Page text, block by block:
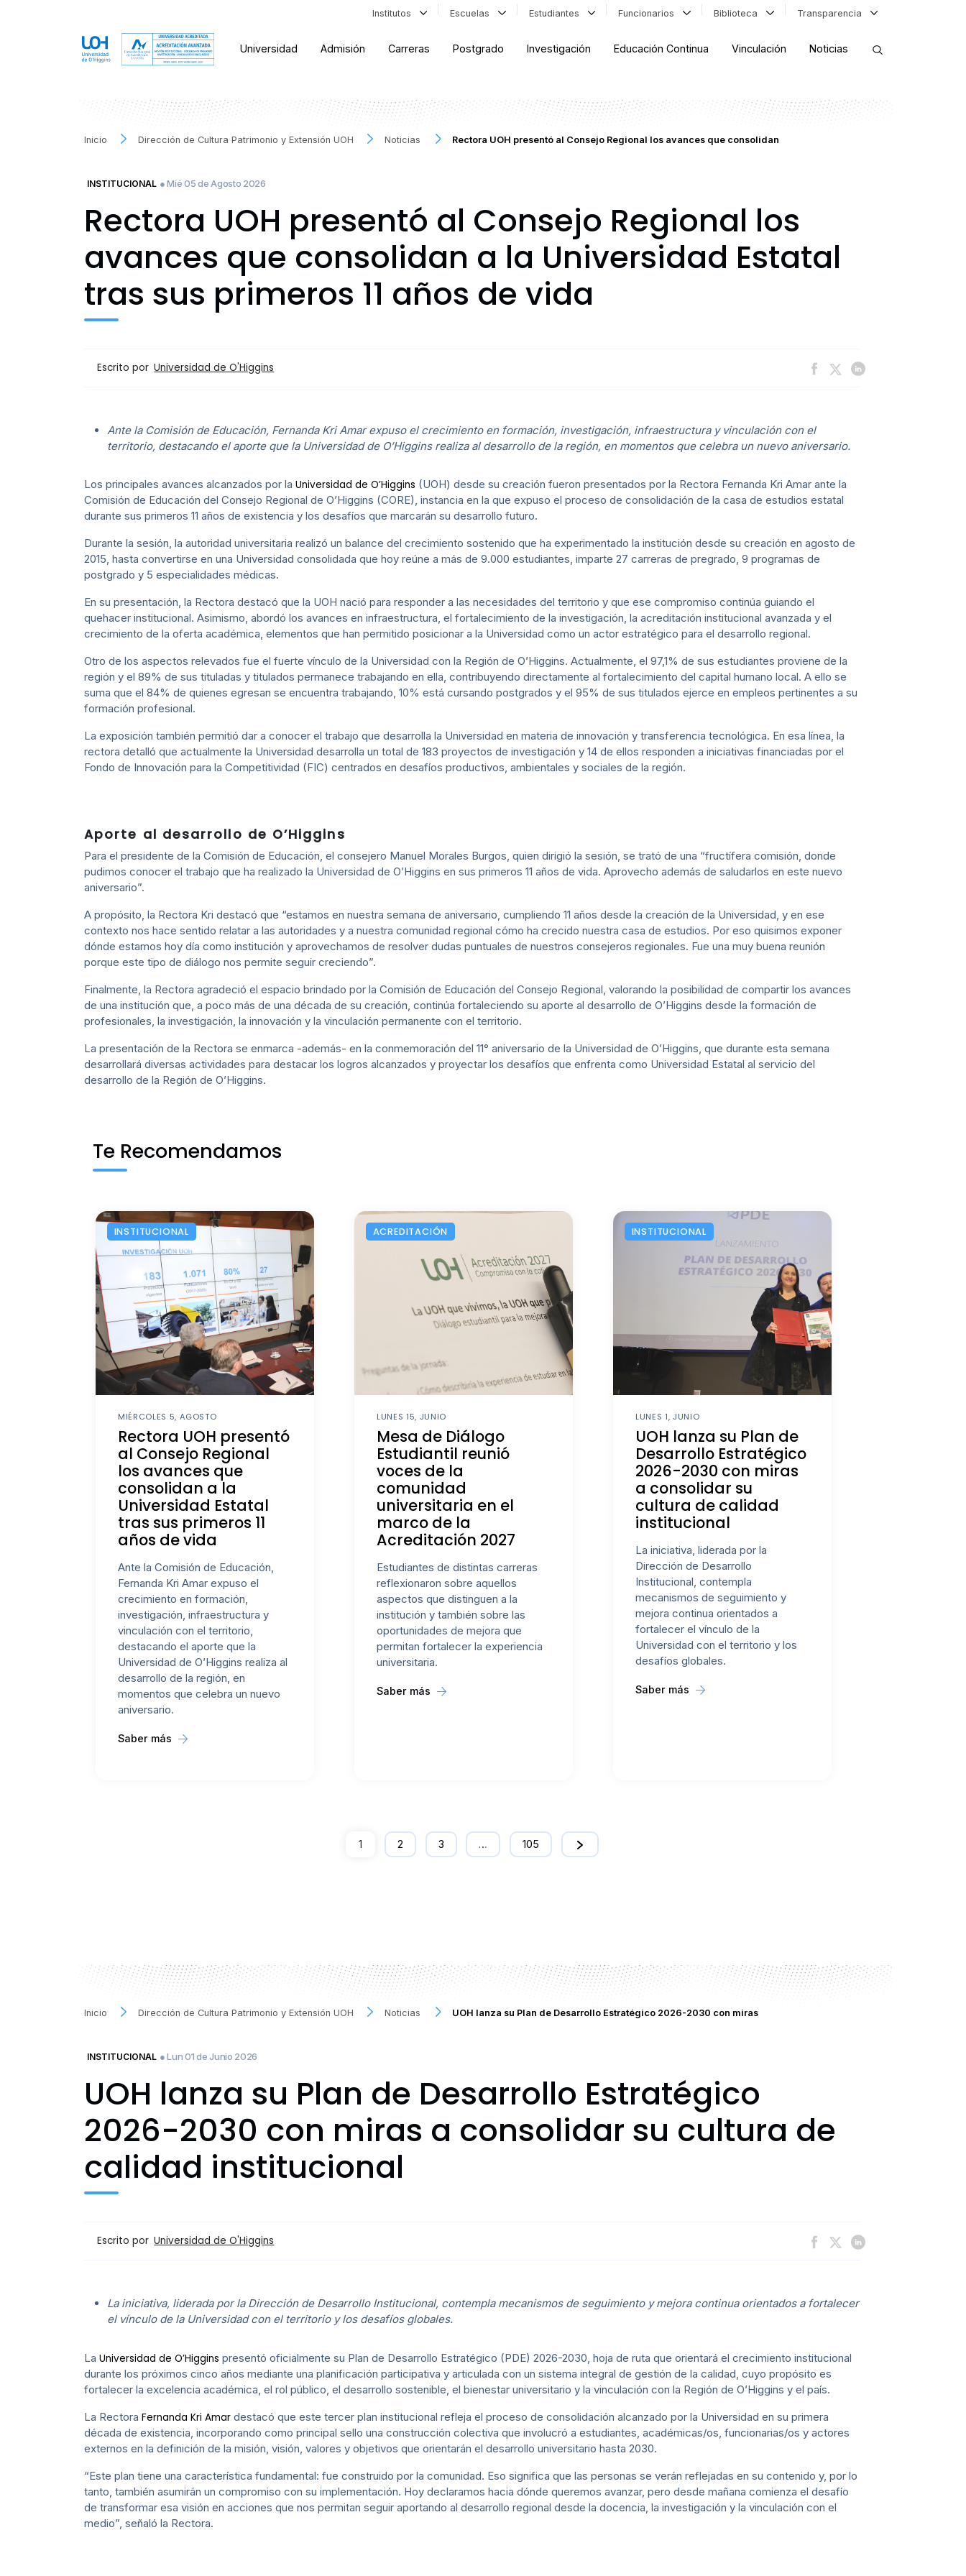
Institutos Escuelas Estudiantes Funcionarios Biblioteca Transparencia
Universidad Admisión Carreras Postgrado Investigación Educación Continua Vinculación Noticias
Inicio Dirección de Cultura Patrimonio y Extensión UOH Noticias Rectora UOH presentó al Consejo Regional los avances que consolidan
INSTITUCIONAL ● Mié 05 de Agosto 2026
Rectora UOH presentó al Consejo Regional los
avances que consolidan a la Universidad Estatal
tras sus primeros 11 años de vida
Escrito por Universidad de O'Higgins
Ante la Comisión de Educación, Fernanda Kri Amar expuso el crecimiento en formación, investigación, infraestructura y vinculación con el
territorio, destacando el aporte que la Universidad de O’Higgins realiza al desarrollo de la región, en momentos que celebra un nuevo aniversario.
Los principales avances alcanzados por la Universidad de O’Higgins (UOH) desde su creación fueron presentados por la Rectora Fernanda Kri Amar ante la
Comisión de Educación del Consejo Regional de O’Higgins (CORE), instancia en la que expuso el proceso de consolidación de la casa de estudios estatal
durante sus primeros 11 años de existencia y los desafíos que marcarán su desarrollo futuro.
Durante la sesión, la autoridad universitaria realizó un balance del crecimiento sostenido que ha experimentado la institución desde su creación en agosto de
2015, hasta convertirse en una Universidad consolidada que hoy reúne a más de 9.000 estudiantes, imparte 27 carreras de pregrado, 9 programas de
postgrado y 5 especialidades médicas.
En su presentación, la Rectora destacó que la UOH nació para responder a las necesidades del territorio y que ese compromiso continúa guiando el
quehacer institucional. Asimismo, abordó los avances en infraestructura, el fortalecimiento de la investigación, la acreditación institucional avanzada y el
crecimiento de la oferta académica, elementos que han permitido posicionar a la Universidad como un actor estratégico para el desarrollo regional.
Otro de los aspectos relevados fue el fuerte vínculo de la Universidad con la Región de O’Higgins. Actualmente, el 97,1% de sus estudiantes proviene de la
región y el 89% de sus tituladas y titulados permanece trabajando en ella, contribuyendo directamente al fortalecimiento del capital humano local. A ello se
suma que el 84% de quienes egresan se encuentra trabajando, 10% está cursando postgrados y el 95% de sus titulados ejerce en empleos pertinentes a su
formación profesional.
La exposición también permitió dar a conocer el trabajo que desarrolla la Universidad en materia de innovación y transferencia tecnológica. En esa línea, la
rectora detalló que actualmente la Universidad desarrolla un total de 183 proyectos de investigación y 14 de ellos responden a iniciativas financiadas por el
Fondo de Innovación para la Competitividad (FIC) centrados en desafíos productivos, ambientales y sociales de la región.
Aporte al desarrollo de O’Higgins
Para el presidente de la Comisión de Educación, el consejero Manuel Morales Burgos, quien dirigió la sesión, se trató de una “fructífera comisión, donde
pudimos conocer el trabajo que ha realizado la Universidad de O’Higgins en sus primeros 11 años de vida. Aprovecho además de saludarlos en este nuevo
aniversario”.
A propósito, la Rectora Kri destacó que “estamos en nuestra semana de aniversario, cumpliendo 11 años desde la creación de la Universidad, y en ese
contexto nos hace sentido relatar a las autoridades y a nuestra comunidad regional cómo ha crecido nuestra casa de estudios. Por eso quisimos exponer
dónde estamos hoy día como institución y aprovechamos de resolver dudas puntuales de nuestros consejeros regionales. Fue una muy buena reunión
porque este tipo de diálogo nos permite seguir creciendo”.
Finalmente, la Rectora agradeció el espacio brindado por la Comisión de Educación del Consejo Regional, valorando la posibilidad de compartir los avances
de una institución que, a poco más de una década de su creación, continúa fortaleciendo su aporte al desarrollo de O’Higgins desde la formación de
profesionales, la investigación, la innovación y la vinculación permanente con el territorio.
La presentación de la Rectora se enmarca -además- en la conmemoración del 11° aniversario de la Universidad de O’Higgins, que durante esta semana
desarrollará diversas actividades para destacar los logros alcanzados y proyectar los desafíos que enfrenta como Universidad Estatal al servicio del
desarrollo de la Región de O’Higgins.
Te Recomendamos
INSTITUCIONAL
MIÉRCOLES 5, AGOSTO
Rectora UOH presentó
al Consejo Regional
los avances que
consolidan a la
Universidad Estatal
tras sus primeros 11
años de vida
Ante la Comisión de Educación,
Fernanda Kri Amar expuso el
crecimiento en formación,
investigación, infraestructura y
vinculación con el territorio,
destacando el aporte que la
Universidad de O’Higgins realiza al
desarrollo de la región, en
momentos que celebra un nuevo
aniversario.
Saber más
ACREDITACIÓN
LUNES 15, JUNIO
Mesa de Diálogo
Estudiantil reunió
voces de la
comunidad
universitaria en el
marco de la
Acreditación 2027
Estudiantes de distintas carreras
reflexionaron sobre aquellos
aspectos que distinguen a la
institución y también sobre las
oportunidades de mejora que
permitan fortalecer la experiencia
universitaria.
Saber más
INSTITUCIONAL
LUNES 1, JUNIO
UOH lanza su Plan de
Desarrollo Estratégico
2026-2030 con miras
a consolidar su
cultura de calidad
institucional
La iniciativa, liderada por la
Dirección de Desarrollo
Institucional, contempla
mecanismos de seguimiento y
mejora continua orientados a
fortalecer el vínculo de la
Universidad con el territorio y los
desafíos globales.
Saber más
1 2 3 … 105
Inicio Dirección de Cultura Patrimonio y Extensión UOH Noticias UOH lanza su Plan de Desarrollo Estratégico 2026-2030 con miras
INSTITUCIONAL ● Lun 01 de Junio 2026
UOH lanza su Plan de Desarrollo Estratégico
2026-2030 con miras a consolidar su cultura de
calidad institucional
Escrito por Universidad de O'Higgins
La iniciativa, liderada por la Dirección de Desarrollo Institucional, contempla mecanismos de seguimiento y mejora continua orientados a fortalecer
el vínculo de la Universidad con el territorio y los desafíos globales.
La Universidad de O’Higgins presentó oficialmente su Plan de Desarrollo Estratégico (PDE) 2026-2030, hoja de ruta que orientará el crecimiento institucional
durante los próximos cinco años mediante una planificación participativa y articulada con un sistema integral de gestión de la calidad, cuyo propósito es
fortalecer la excelencia académica, el rol público, el desarrollo sostenible, el bienestar universitario y la vinculación con la Región de O’Higgins y el país.
La Rectora Fernanda Kri Amar destacó que este tercer plan institucional refleja el proceso de consolidación alcanzado por la Universidad en su primera
década de existencia, incorporando como principal sello una construcción colectiva que involucró a estudiantes, académicas/os, funcionarias/os y actores
externos en la definición de la misión, visión, valores y objetivos que orientarán el desarrollo universitario hasta 2030.
“Este plan tiene una característica fundamental: fue construido por la comunidad. Eso significa que las personas se verán reflejadas en su contenido y, por lo
tanto, también asumirán un compromiso con su implementación. Hoy declaramos hacia dónde queremos avanzar, pero desde mañana comienza el desafío
de transformar esa visión en acciones que nos permitan seguir aportando al desarrollo regional desde la docencia, la investigación y la vinculación con el
medio”, señaló la Rectora.